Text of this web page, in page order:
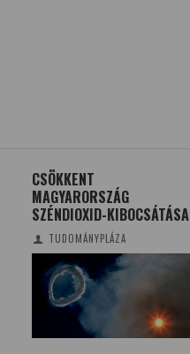
CSÖKKENT
MAGYARORSZÁG
SZÉNDIOXID-KIBOCSÁTÁSA
TUDOMÁNYPLÁZA